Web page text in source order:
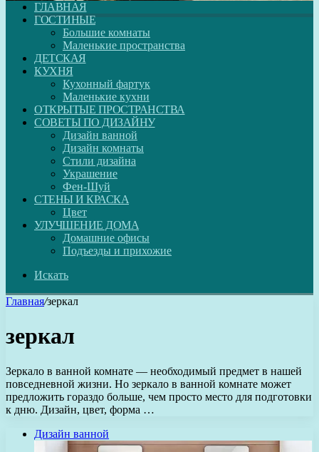
ГЛАВНАЯ
ГОСТИНЫЕ
Большие комнаты
Маленькие пространства
ДЕТСКАЯ
КУХНЯ
Кухонный фартук
Маленькие кухни
ОТКРЫТЫЕ ПРОСТРАНСТВА
СОВЕТЫ ПО ДИЗАЙНУ
Дизайн ванной
Дизайн комнаты
Стили дизайна
Украшение
Фен-Шуй
СТЕНЫ И КРАСКА
Цвет
УЛУЧШЕНИЕ ДОМА
Домашние офисы
Подъезды и прихожие
Искать
Главная/зеркал
зеркал
Зеркало в ванной комнате — необходимый предмет в нашей
повседневной жизни. Но зеркало в ванной комнате может
предложить гораздо больше, чем просто место для подготовки
к дню. Дизайн, цвет, форма …
Дизайн ванной